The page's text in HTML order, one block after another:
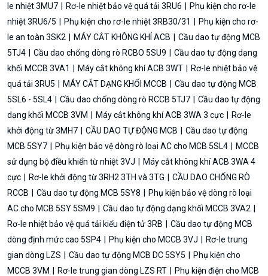
le nhiệt 3MU7
Rơ-le nhiệt bảo vệ quá tải 3RU6
Phụ kiện cho rơ-le
nhiệt 3RU6/5
Phụ kiện cho rơ-le nhiệt 3RB30/31
Phụ kiện cho rơ-
le an toàn 3SK2
MÁY CẮT KHÔNG KHÍ ACB
Cầu dao tự động MCB
5TJ4
Cầu dao chống dòng rò RCBO 5SU9
Cầu dao tự động dạng
khối MCCB 3VA1
Máy cắt không khí ACB 3WT
Rơ-le nhiệt bảo vệ
quá tải 3RU5
MÁY CẮT DẠNG KHỐI MCCB
Cầu dao tự động MCB
5SL6 - 5SL4
Cầu dao chống dòng rò RCCB 5TJ7
Cầu dao tự động
dạng khối MCCB 3VM
Máy cắt không khí ACB 3WA 3 cực
Rơ-le
khởi động từ 3MH7
CẦU DAO TỰ ĐỘNG MCB
Cầu dao tự động
MCB 5SY7
Phụ kiện bảo vệ dòng rò loại AC cho MCB 5SL4
MCCB
sử dụng bộ điều khiển từ nhiệt 3VJ
Máy cắt không khí ACB 3WA 4
cực
Rơ-le khởi động từ 3RH2 3TH và 3TG
CẦU DAO CHỐNG RÒ
RCCB
Cầu dao tự động MCB 5SY8
Phụ kiện bảo vệ dòng rò loại
AC cho MCB 5SY 5SM9
Cầu dao tự động dạng khối MCCB 3VA2
Rơ-le nhiệt bảo vệ quá tải kiểu điện tử 3RB
Cầu dao tự động MCB
dòng định mức cao 5SP4
Phụ kiện cho MCCB 3VJ
Rơ-le trung
gian dòng LZS
Cầu dao tự động MCB DC 5SY5
Phụ kiện cho
MCCB 3VM
Rơ-le trung gian dòng LZS RT
Phụ kiện điện cho MCB